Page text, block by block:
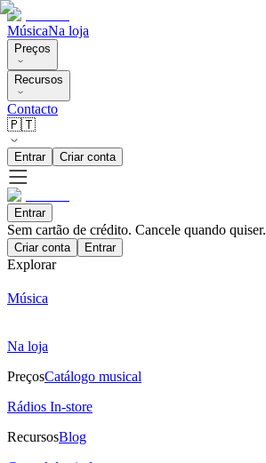
MúsicaNa loja
Preços
Recursos
Contacto
🇵🇹
Entrar Criar conta
Entrar
Sem cartão de crédito. Cancele quando quiser.
Criar conta Entrar
Explorar
Música
Na loja
PreçosCatálogo musical
Rádios In-store
RecursosBlog